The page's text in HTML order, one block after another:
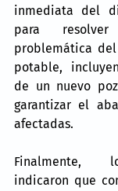
inmediata del
para
problemática
potable,
de un nuevo
garantizar el
afectadas.
Finalmente,
indicaron que